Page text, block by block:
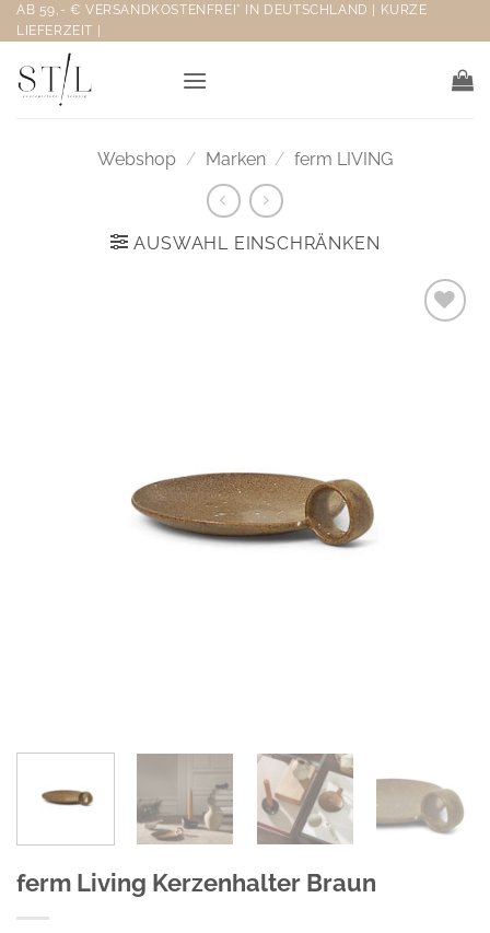
Zum
Inhalt
springen
AB 59,- € VERSANDKOSTENFREI* IN DEUTSCHLAND | KURZE
LIEFERZEIT |
Webshop / Marken / ferm LIVING
AUSWAHL EINSCHRÄNKEN
ferm Living Kerzenhalter Braun